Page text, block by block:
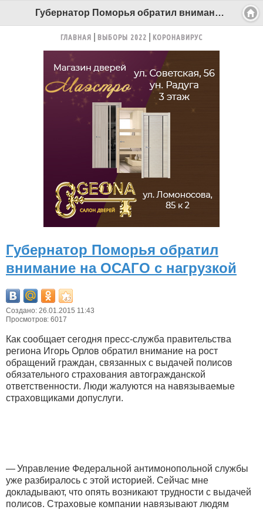
Губернатор Поморья обратил внимание на ОСАГО с нагрузкой - Беломорканал Северодвинск tv29.ru
ГЛАВНАЯ ВЫБОРЫ 2022 КОРОНАВИРУС
Губернатор Поморья обратил
внимание на ОСАГО с нагрузкой
Создано: 26.01.2015 11:43
Просмотров: 6017
Как сообщает сегодня пресс-служба правительства
региона Игорь Орлов обратил внимание на рост
обращений граждан, связанных с выдачей полисов
обязательного страхования автогражданской
ответственности. Люди жалуются на навязываемые
страховщиками допуслуги.
— Управление Федеральной антимонопольной службы
уже разбиралось с этой историей. Сейчас мне
докладывают, что опять возникают трудности с выдачей
полисов. Страховые компании навязывают людям